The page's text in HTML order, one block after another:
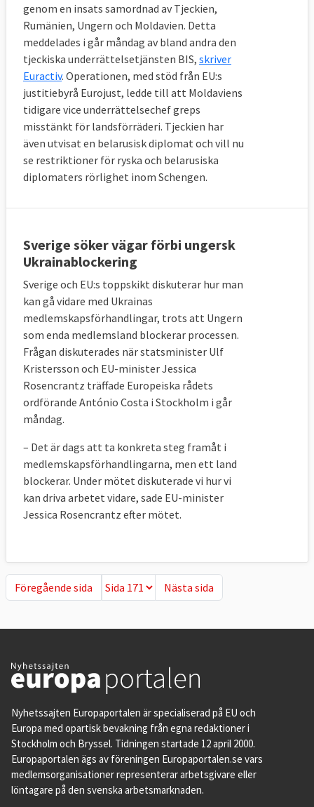
genom en insats samordnad av Tjeckien,
Rumänien, Ungern och Moldavien. Detta
meddelades i går måndag av bland andra den
tjeckiska underrättelsetjänsten BIS, skriver
Euractiv. Operationen, med stöd från EU:s
justitiebyrå Eurojust, ledde till att Moldaviens
tidigare vice underrättelsechef greps
misstänkt för landsförräderi. Tjeckien har
även utvisat en belarusisk diplomat och vill nu
se restriktioner för ryska och belarusiska
diplomaters rörlighet inom Schengen.
Sverige söker vägar förbi ungersk
Ukrainablockering
Sverige och EU:s toppskikt diskuterar hur man
kan gå vidare med Ukrainas
medlemskapsförhandlingar, trots att Ungern
som enda medlemsland blockerar processen.
Frågan diskuterades när statsminister Ulf
Kristersson och EU-minister Jessica
Rosencrantz träffade Europeiska rådets
ordförande António Costa i Stockholm i går
måndag.
– Det är dags att ta konkreta steg framåt i
medlemskapsförhandlingarna, men ett land
blockerar. Under mötet diskuterade vi hur vi
kan driva arbetet vidare, sade EU-minister
Jessica Rosencrantz efter mötet.
Föregående sida
Föregående sida Nästa sida
Nästa sida
Nyhetssajten Europaportalen är specialiserad på EU och
Europa med opartisk bevakning från egna redaktioner i
Stockholm och Bryssel. Tidningen startade 12 april 2000.
Europaportalen ägs av föreningen Europaportalen.se vars
medlemsorganisationer representerar arbetsgivare eller
löntagare på den svenska arbetsmarknaden.